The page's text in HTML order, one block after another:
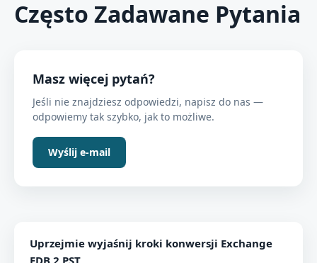
Często Zadawane Pytania
Masz więcej pytań?
Jeśli nie znajdziesz odpowiedzi, napisz do nas —
odpowiemy tak szybko, jak to możliwe.
Wyślij e-mail
Uprzejmie wyjaśnij kroki konwersji Exchange
EDB 2 PST.